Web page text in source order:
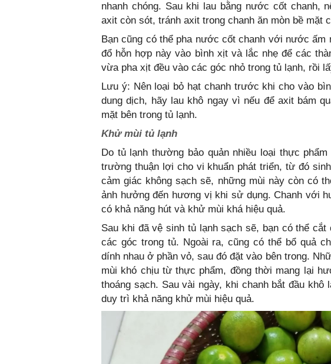
nhanh chóng. Sau khi lau bằng nước cốt chanh,
axit còn sót, tránh axit trong chanh ăn mòn bề mặt
Bạn cũng có thể pha nước cốt chanh với nước ấm
đổ hỗn hợp này vào bình xịt và lắc nhẹ để các
vừa pha xịt đều vào các góc nhỏ trong tủ lạnh, rồi
Lưu ý: Nên loại bỏ hạt chanh trước khi cho vào
dung dịch, hãy lau khô ngay vì nếu để axit bám
mặt bên trong tủ lạnh.
Khử mùi tủ lạnh
Do tủ lạnh thường bảo quản nhiều loại thực
trường thuận lợi cho vi khuẩn phát triển, từ đó
cảm giác không sạch sẽ, những mùi này còn có
ảnh hưởng đến hương vị khi sử dụng. Chanh với
có khả năng hút và khử mùi khá hiệu quả.
Sau khi đã vệ sinh tủ lạnh sạch sẽ, bạn có thể
các góc trong tủ. Ngoài ra, cũng có thể bổ quả
dính nhau ở phần vỏ, sau đó đặt vào bên trong.
mùi khó chịu từ thực phẩm, đồng thời mang lại
thoáng sạch. Sau vài ngày, khi chanh bắt đầu khô
duy trì khả năng khử mùi hiệu quả.